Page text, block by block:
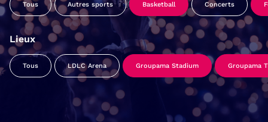
Tous Autres sports Basketball Concerts
Lieux
Tous LDLC Arena Groupama Stadium Groupama